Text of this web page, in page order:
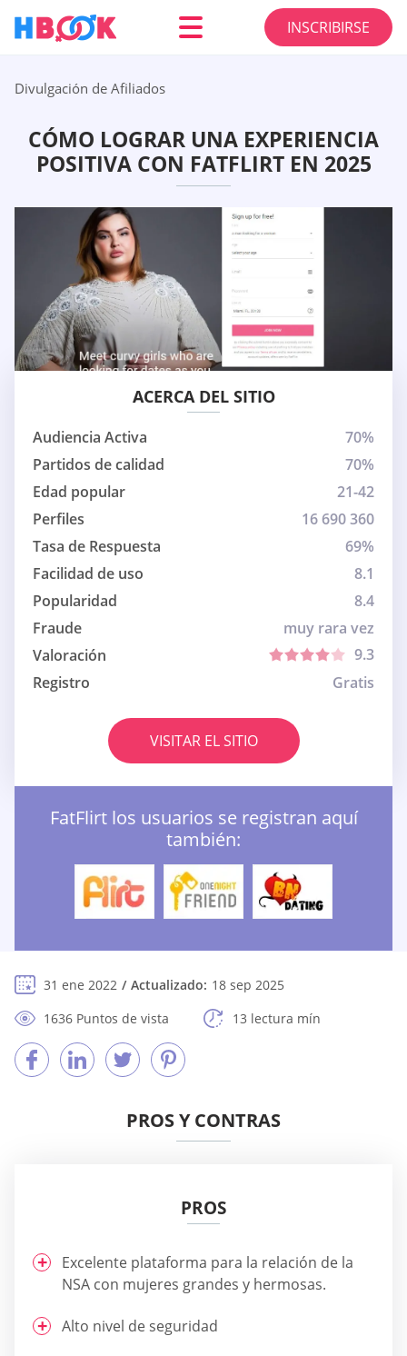
INSCRIBIRSE
Divulgación de Afiliados
CÓMO LOGRAR UNA EXPERIENCIA
POSITIVA CON FATFLIRT EN 2025
ACERCA DEL SITIO
Audiencia Activa
70%
Partidos de calidad
70%
Edad popular
21-42
Perfiles
16 690 360
Tasa de Respuesta
69%
Facilidad de uso
8.1
Popularidad
8.4
Fraude
muy rara vez
Valoración
9.3
Registro
Gratis
VISITAR EL SITIO
FatFlirt los usuarios se registran aquí
también:
31 ene 2022 Actualizado: 18 sep 2025
1636 Puntos de vista
13 lectura mín
PROS Y CONTRAS
PROS
Excelente plataforma para la relación de la
NSA con mujeres grandes y hermosas.
Alto nivel de seguridad